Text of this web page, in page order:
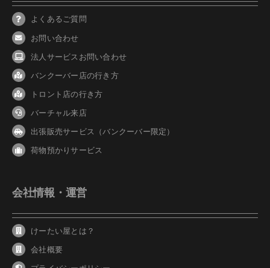
よくあるご質問
お問い合わせ
法人サービスお問い合わせ
バンクーバー 店の行き方
トロント店の行き方
バーチャル来店
出張販売サービス（バンクーバー限定）
荷物預かりサービス
会社情報・運営
けーたい屋とは？
会社概要